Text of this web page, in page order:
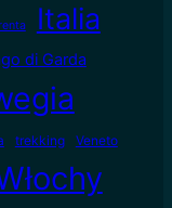
Italia
di Garda
trekking Veneto